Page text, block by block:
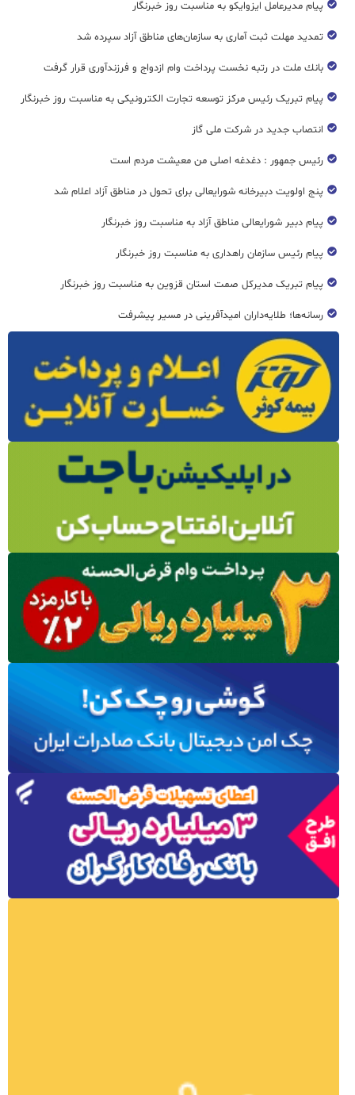
پیام مدیرعامل ایزوایکو به مناسبت روز خبرنگار
تمدید مهلت ثبت آماری به سازمان‌های مناطق آزاد سپرده شد
بانك ملت در رتبه نخست پرداخت وام ازدواج و فرزندآوری قرار گرفت
پیام تبریک رئیس مرکز توسعه تجارت الکترونیکی به مناسبت روز خبرنگار
انتصاب جدید در شرکت ملی گاز
رئیس جمهور : دغدغه اصلی من معیشت مردم است
پنج اولویت دبیرخانه شورایعالی برای تحول در مناطق آزاد اعلام شد
پیام دبیر شورایعالی مناطق آزاد به مناسبت روز خبرنگار
پیام رئیس سازمان راهداری به مناسبت روز خبرنگار
پیام تبریک مدیرکل صمت استان قزوین به مناسبت روز خبرنگار
رسانه‌ها؛ طلایه‌داران امیدآفرینی در مسیر پیشرفت